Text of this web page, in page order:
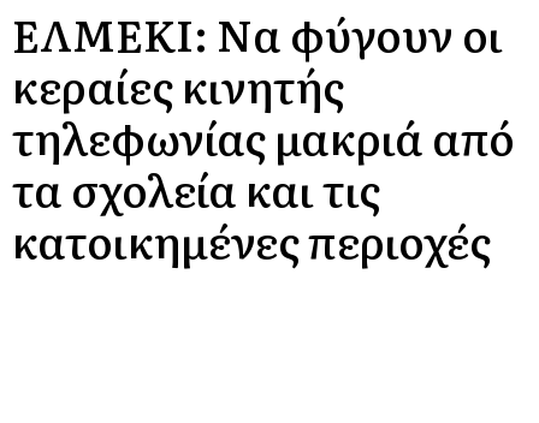
ΕΛΜΕΚΙ: Να φύγουν οι
κεραίες κινητής
τηλεφωνίας μακριά από
τα σχολεία και τις
κατοικημένες περιοχές